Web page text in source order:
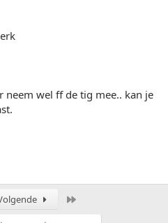
wel ff de tig mee.. kan je